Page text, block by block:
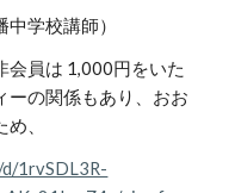
学校講師）
会員は 1,000円をいた
ーの関係もあり、おお
め、
1rvSDL3R-